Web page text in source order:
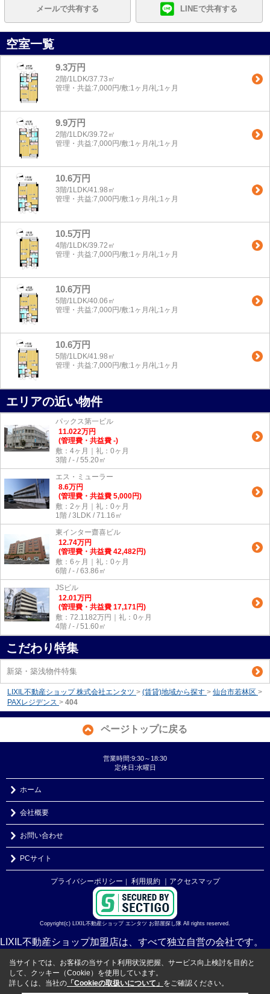
メールで共有する LINEで共有する
空室一覧
9.3万円
2階/1LDK/37.73㎡
管理・共益:7,000円/敷:1ヶ月/礼:1ヶ月
9.9万円
2階/1LDK/39.72㎡
管理・共益:7,000円/敷:1ヶ月/礼:1ヶ月
10.6万円
3階/1LDK/41.98㎡
管理・共益:7,000円/敷:1ヶ月/礼:1ヶ月
10.5万円
4階/1LDK/39.72㎡
管理・共益:7,000円/敷:1ヶ月/礼:1ヶ月
10.6万円
5階/1LDK/40.06㎡
管理・共益:7,000円/敷:1ヶ月/礼:1ヶ月
10.6万円
5階/1LDK/41.98㎡
管理・共益:7,000円/敷:1ヶ月/礼:1ヶ月
エリアの近い物件
パックス第一ビル
11.022万円
(管理費・共益費 -)
敷：4ヶ月｜礼：0ヶ月
3階 / - / 55.20㎡
エス・ミューラー
8.6万円
(管理費・共益費 5,000円)
敷：2ヶ月｜礼：0ヶ月
1階 / 3LDK / 71.16㎡
東インター齋喜ビル
12.74万円
(管理費・共益費 42,482円)
敷：6ヶ月｜礼：0ヶ月
6階 / - / 63.86㎡
JSビル
12.01万円
(管理費・共益費 17,171円)
敷：72.1182万円｜礼：0ヶ月
4階 / - / 51.60㎡
こだわり特集
新築・築浅物件特集
LIXIL不動産ショップ 株式会社エンタツ > (賃貸)地域から探す > 仙台市若林区 >
PAXレジデンス > 404
ページトップに戻る
営業時間:9:30～18:30
定休日:水曜日
ホーム
会社概要
お問い合わせ
PCサイト
プライバシーポリシー ｜ 利用規約 ｜アクセスマップ
Copyright(c) LIXIL不動産ショップ エンタツ お部屋探し隊 All rights reserved.
LIXIL不動産ショップ加盟店は、すべて独立自営の会社です。
当サイトでは、お客様の当サイト利用状況把握、サービス向上検討を目的と
して、クッキー（Cookie）を使用しています。
詳しくは、当社の 「Cookieの取扱いについて」 をご確認ください。